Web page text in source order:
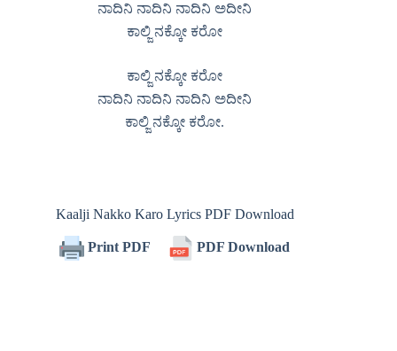
ನಾದಿನಿ ನಾದಿನಿ ನಾದಿನಿ ಅದೀನಿ
ಕಾಲ್ಜಿ ನಕ್ಕೋ ಕರೋ
ಕಾಲ್ಜಿ ನಕ್ಕೋ ಕರೋ
ನಾದಿನಿ ನಾದಿನಿ ನಾದಿನಿ ಅದೀನಿ
ಕಾಲ್ಜಿ ನಕ್ಕೋ ಕರೋ.
Kaalji Nakko Karo Lyrics PDF Download
Print PDF PDF Download